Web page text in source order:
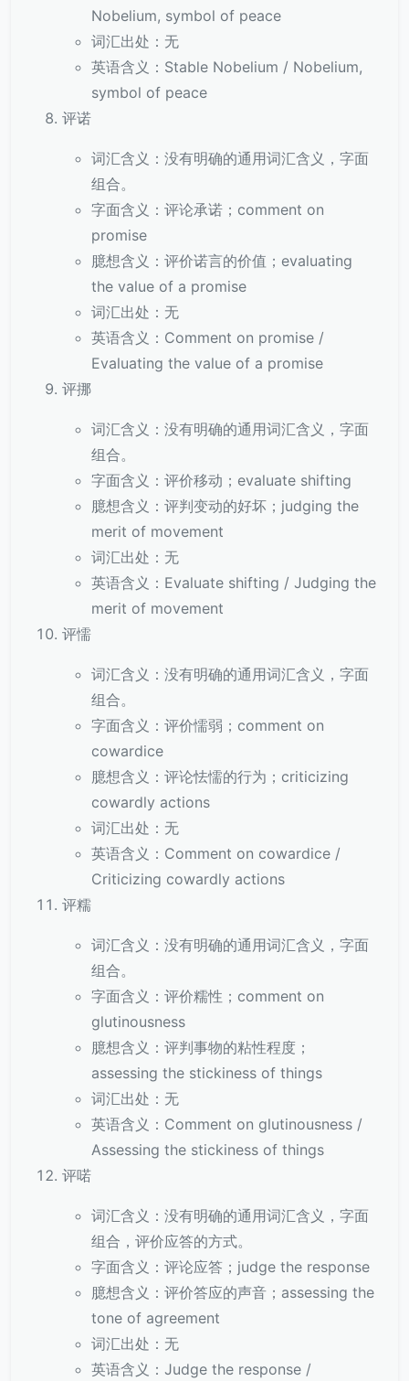
Nobelium, symbol of peace
词汇出处：无
英语含义：Stable Nobelium / Nobelium,
symbol of peace
评诺
词汇含义：没有明确的通用词汇含义，字面
组合。
字面含义：评论承诺；comment on
promise
臆想含义：评价诺言的价值；evaluating
the value of a promise
词汇出处：无
英语含义：Comment on promise /
Evaluating the value of a promise
评挪
词汇含义：没有明确的通用词汇含义，字面
组合。
字面含义：评价移动；evaluate shifting
臆想含义：评判变动的好坏；judging the
merit of movement
词汇出处：无
英语含义：Evaluate shifting / Judging the
merit of movement
评懦
词汇含义：没有明确的通用词汇含义，字面
组合。
字面含义：评价懦弱；comment on
cowardice
臆想含义：评论怯懦的行为；criticizing
cowardly actions
词汇出处：无
英语含义：Comment on cowardice /
Criticizing cowardly actions
评糯
词汇含义：没有明确的通用词汇含义，字面
组合。
字面含义：评价糯性；comment on
glutinousness
臆想含义：评判事物的粘性程度；
assessing the stickiness of things
词汇出处：无
英语含义：Comment on glutinousness /
Assessing the stickiness of things
评喏
词汇含义：没有明确的通用词汇含义，字面
组合，评价应答的方式。
字面含义：评论应答；judge the response
臆想含义：评价答应的声音；assessing the
tone of agreement
词汇出处：无
英语含义：Judge the response /